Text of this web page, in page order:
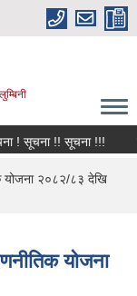
! सूचना !! सूचना !!!
योजना २०८२/८३ देखि
योजना